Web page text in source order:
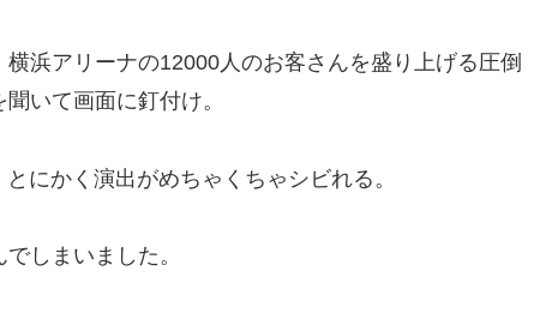
浜アリーナの12000人のお客さんを盛り上げる圧倒
いて画面に釘付け。
にかく演出がめちゃくちゃシビれる。
しまいました。